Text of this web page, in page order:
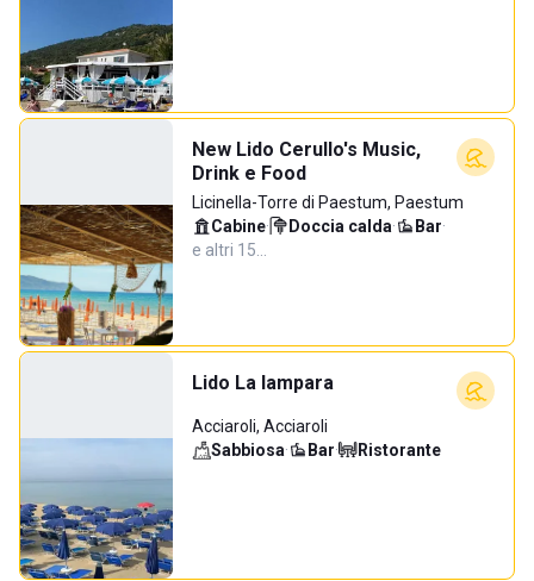
New Lido Cerullo's Music,
Drink e Food
Licinella-Torre di Paestum, Paestum
Cabine· Doccia calda· Bar·
e altri 15…
Lido La lampara
Acciaroli, Acciaroli
Sabbiosa· Bar· Ristorante